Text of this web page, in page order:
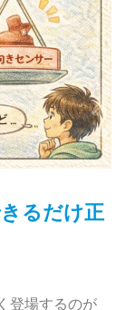
るだけ正
登場するのが